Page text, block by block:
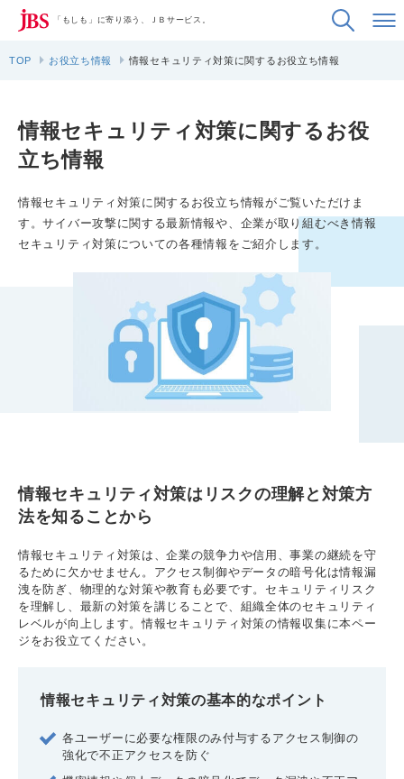
「もしも」に寄り添う、ＪＢサービス。
TOP お役立ち情報 情報セキュリティ対策に関するお役立ち情報
情報セキュリティ対策に関するお役
立ち情報
情報セキュリティ対策に関するお役立ち情報がご覧いただけま
す。サイバー攻撃に関する最新情報や、企業が取り組むべき情報
セキュリティ対策についての各種情報をご紹介します。
情報セキュリティ対策はリスクの理解と対策方
法を知ることから
情報セキュリティ対策は、企業の競争力や信用、事業の継続を守
るために欠かせません。アクセス制御やデータの暗号化は情報漏
洩を防ぎ、物理的な対策や教育も必要です。セキュリティリスク
を理解し、最新の対策を講じることで、組織全体のセキュリティ
レベルが向上します。情報セキュリティ対策の情報収集に本ペー
ジをお役立てください。
情報セキュリティ対策の基本的なポイント
各ユーザーに必要な権限のみ付与するアクセス制御の
強化で不正アクセスを防ぐ